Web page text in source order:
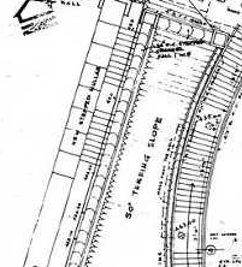
及二十
。